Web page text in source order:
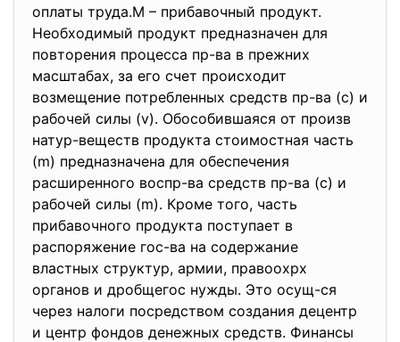
оплаты труда.М – прибавочный продукт.
Необходимый продукт предназначен для
повторения процесса пр-ва в прежних
масштабах, за его счет происходит
возмещение потребленных средств пр-ва (с) и
рабочей силы (v). Обособившаяся от произв
натур-веществ продукта стоимостная часть
(m) предназначена для обеспечения
расширенного воспр-ва средств пр-ва (с) и
рабочей силы (m). Кроме того, часть
прибавочного продукта поступает в
распоряжение гос-ва на содержание
властных структур, армии, правоохрх
органов и дробщегос нужды. Это осущ-ся
через налоги посредством создания децентр
и центр фондов денежных средств. Финансы